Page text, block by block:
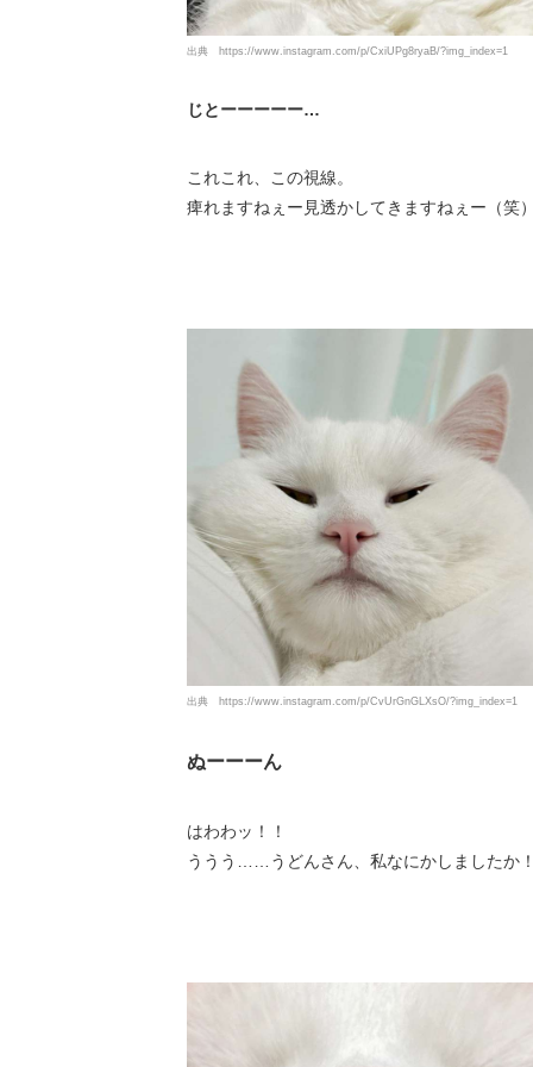
出典 https://www.instagram.com/p/CxiUPg8ryaB/?img_index=1
じとーーーーー…
これこれ、この視線。
痺れますねぇー見透かしてきますねぇー（笑
出典 https://www.instagram.com/p/CvUrGnGLXsO/?img_index=1
ぬーーーん
はわわッ！！
ううう……うどんさん、私なにかしましたか